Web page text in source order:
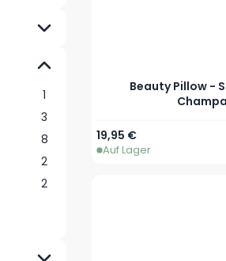
1
3
8
2
2
Beauty Pillow -
19,95 €
Auf Lager